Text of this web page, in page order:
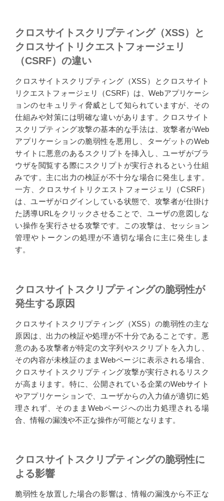
クロスサイトスクリプティング（XSS）と
クロスサイトリクエストフォージェリ
（CSRF）の違い
クロスサイトスクリプティング（XSS）とクロスサイト
リクエストフォージェリ（CSRF）は、Webアプリケーシ
ョンのセキュリティ脅威として知られていますが、その
仕組みや対策には明確な違いがあります。クロスサイト
スクリプティング攻撃の基本的な手法は、攻撃者がWeb
アプリケーションの脆弱性を悪用し、ターゲットのWeb
サイトに悪意のあるスクリプトを挿入し、ユーザがブラ
ウザを閲覧する際にスクリプトが実行されるという仕組
みです。主に出力の検証が不十分な場合に発生します。
一方、クロスサイトリクエストフォージェリ（CSRF）
は、ユーザがログインしている状態で、攻撃者が仕掛け
た誘導URLをクリックさせることで、ユーザの意図しな
い操作を実行させる攻撃です。この攻撃は、セッション
管理やトークンの処理が不適切な場合に主に発生しま
す。
クロスサイトスクリプティングの脆弱性が
発生する原因
クロスサイトスクリプティング（XSS）の脆弱性の主な
原因は、出力の検証や処理が不十分であることです。悪
意のある攻撃者が特定の文字列やスクリプトを入力し、
その内容が未検証のままWebページに表示される場合、
クロスサイトスクリプティング攻撃が実行されるリスク
が高まります。特に、公開されている企業のWebサイト
やアプリケーションで、ユーザからの入力値が適切に処
理されず、そのままWebページへの出力処理される場
合、情報の漏洩や不正な操作が可能となります。
クロスサイトスクリプティングの脆弱性に
よる影響
脆弱性を放置した場合の影響は、情報の漏洩から不正な